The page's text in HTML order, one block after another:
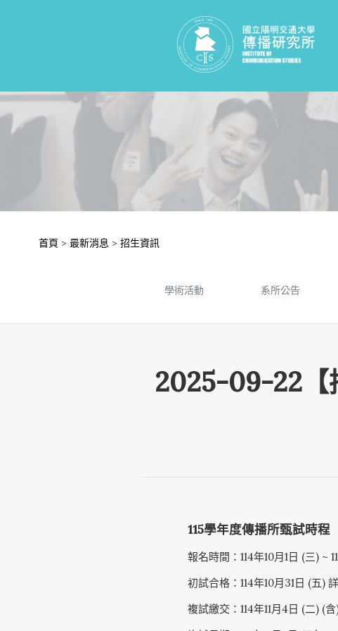
首頁 > 最新消息 > 招生資訊
學術活動 系所公告
2025-09-22【
115學年度傳播所甄試時程
報名時間：114年10月1日 (三) ~
初試合格：114年10月31日 (五)
複試繳交：114年11月4日 (二) (含